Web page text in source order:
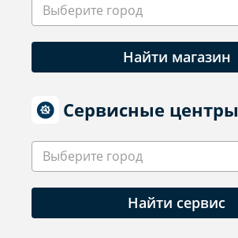
Выберите город
Найти магазин
Сервисные центры
Выберите город
Найти сервис